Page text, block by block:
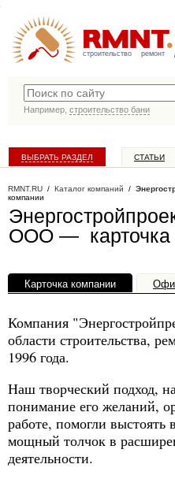
строительство ремонт
Например, строительство бани
ВЫБРАТЬ РАЗДЕЛ СТАТЬИ
RMNT.RU / Каталог компаний /
компании
ООО — карточка
Карточка компании
Компания
области строительства,
1996 года.
Наш творческий подход,
понимание его желаний,
работе, помогли выстоять
мощный толчок в
деятельности.